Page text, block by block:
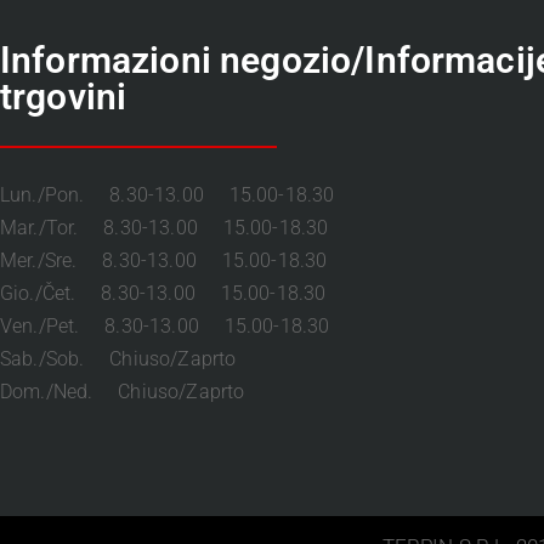
Informazioni negozio/
trgovini
Lun./Pon. 8.30-13.00 15.00-18.30
Mar./Tor. 8.30-13.00 15.00-18.30
Mer./Sre. 8.30-13.00 15.00-18.30
Gio./Čet. 8.30-13.00 15.00-18.30
Ven./Pet. 8.30-13.00 15.00-18.30
Sab./Sob. Chiuso/Zaprto
Dom./Ned. Chiuso/Zaprto